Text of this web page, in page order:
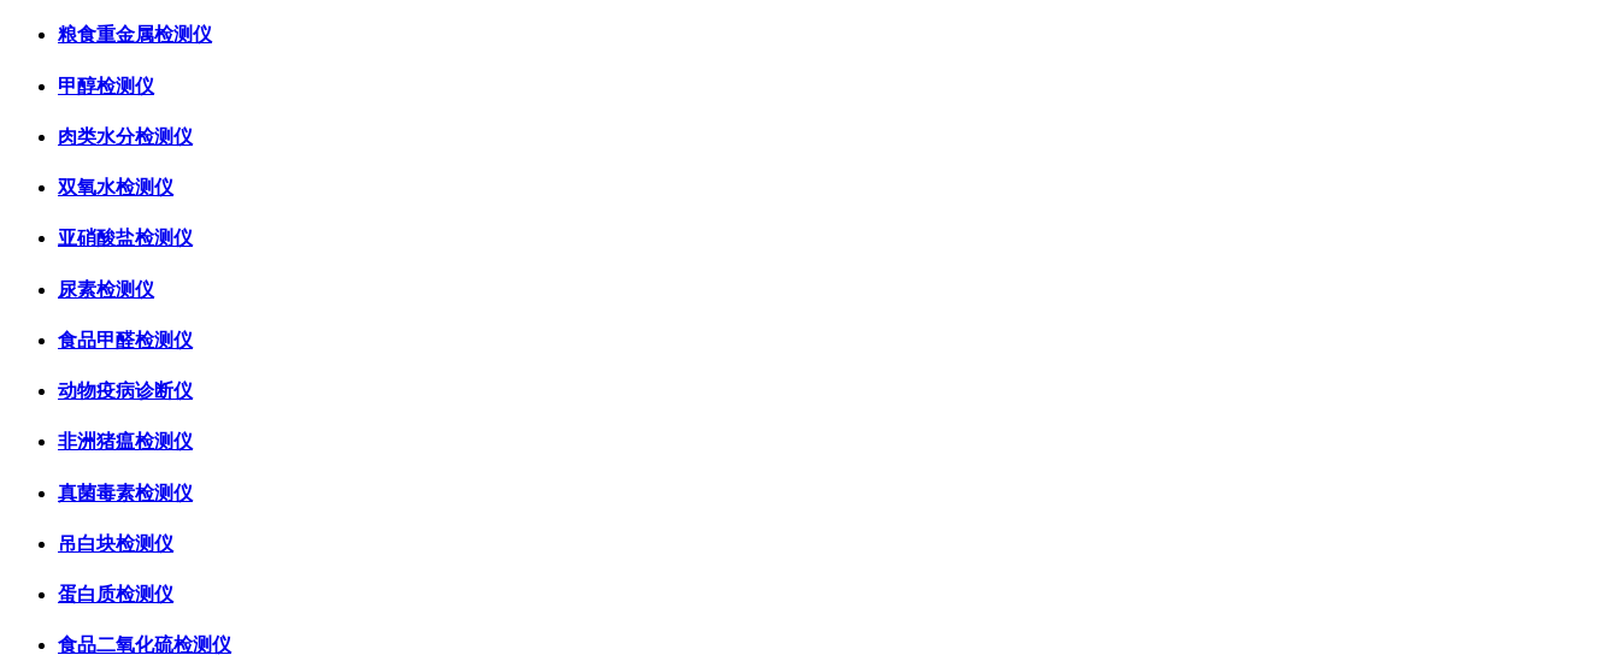
粮食重金属检测仪
甲醇检测仪
肉类水分检测仪
双氧水检测仪
亚硝酸盐检测仪
尿素检测仪
食品甲醛检测仪
动物疫病诊断仪
非洲猪瘟检测仪
真菌毒素检测仪
吊白块检测仪
蛋白质检测仪
食品二氧化硫检测仪